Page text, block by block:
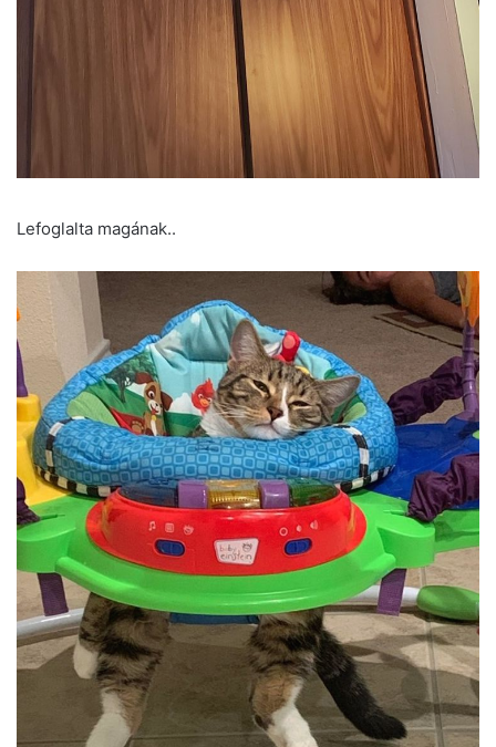
Lefoglalta magának..